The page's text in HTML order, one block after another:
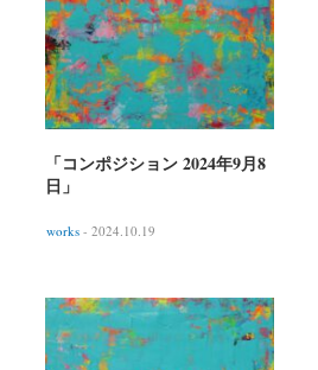
「コンポジション 2024年9月8
日」
works - 2024.10.19